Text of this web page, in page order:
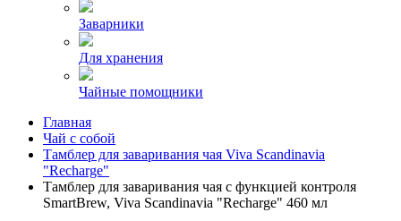
Заварники
Для хранения
Чайные помощники
Главная
Чай с собой
Тамблер для заваривания чая Viva Scandinavia
"Recharge"
Тамблер для заваривания чая с функцией контроля
SmartBrew, Viva Scandinavia "Recharge" 460 мл